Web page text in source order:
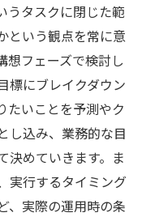
うタスクに閉じた範
という観点を常に意
想フェーズで検討し
標にブレイクダウン
たいことを予測やク
し込み、業務的な目
決めていきます。ま
実行するタイミング
、実際の運用時の条